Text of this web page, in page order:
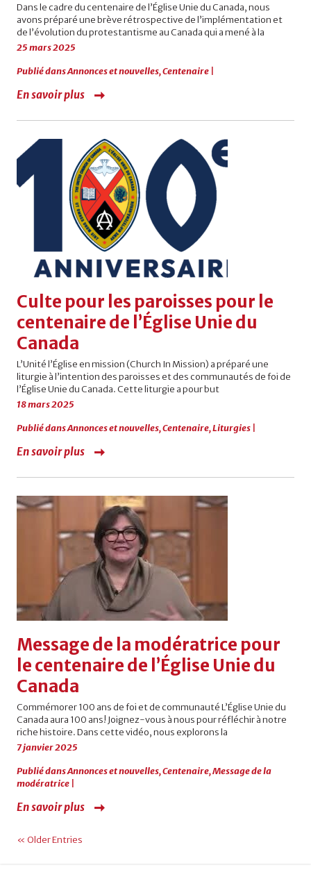
Dans le cadre du centenaire de l’Église Unie du Canada, nous
avons préparé une brève rétrospective de l’implémentation et
de l’évolution du protestantisme au Canada qui a mené à la
25 mars 2025
Publié dansAnnonces et nouvelles,Centenaire
En savoir plus
Culte pour les paroisses pour le
centenaire de l’Église Unie du
Canada
L’Unité l’Église en mission (Church In Mission) a préparé une
liturgie à l’intention des paroisses et des communautés de foi de
l’Église Unie du Canada. Cette liturgie a pour but
18 mars 2025
Publié dansAnnonces et nouvelles,Centenaire,Liturgies
En savoir plus
Message de la modératrice pour
le centenaire de l’Église Unie du
Canada
Commémorer 100 ans de foi et de communauté L’Église Unie du
Canada aura 100 ans! Joignez-vous à nous pour réfléchir à notre
riche histoire. Dans cette vidéo, nous explorons la
7 janvier 2025
Publié dansAnnonces et nouvelles,Centenaire,Message de la
modératrice
En savoir plus
« Older Entries